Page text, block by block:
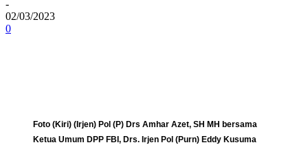
-
02/03/2023
0
Foto (Kiri) (Irjen) Pol (P) Drs Amhar Azet, SH MH bersama
Ketua Umum DPP FBI, Drs. Irjen Pol (Purn) Eddy Kusuma